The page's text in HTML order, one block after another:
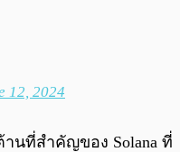
12, 2024
นที่สำคัญของ Solana ที่